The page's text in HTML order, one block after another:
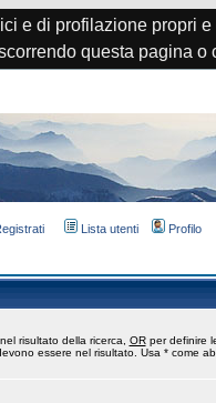
e di profilazione propri
questa pagina
Lista utenti Profilo
risultato della ricerca, ORper definire
essere nel risultato. Usa * come